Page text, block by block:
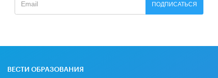
ПОДПИСАТЬСЯ
ВЕСТИ ОБРАЗОВАНИЯ